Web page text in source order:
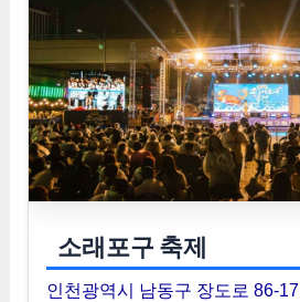
소래포구 축제
인천광역시 남동구 장도로 86-17